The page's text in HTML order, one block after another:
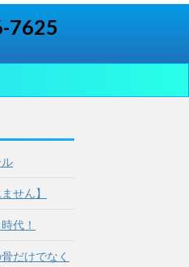
7625
せん】
代！
だけでなく